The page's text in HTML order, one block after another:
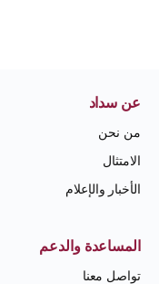
عن سداد
من نحن
الامتثال
الأخبار والإعلام
المساعدة والدعم
تواصل معنا